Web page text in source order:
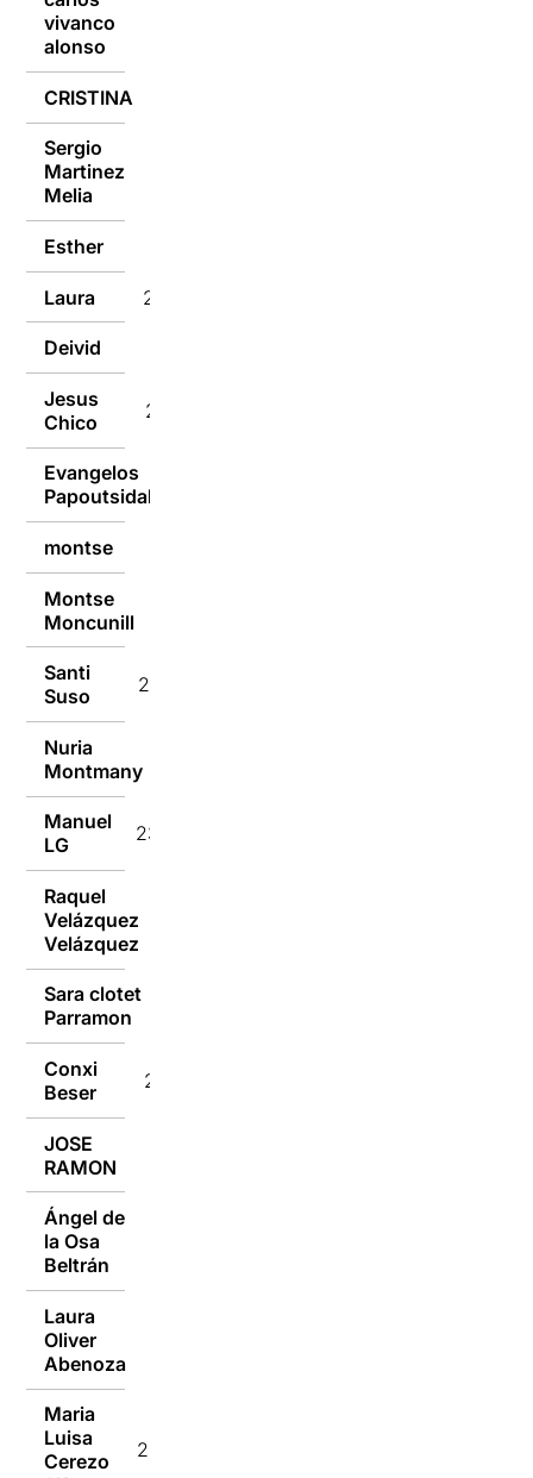
vivanco
alonso
CRISTINA
Sergio
Martinez
Melia
Esther
Laura 23/01/2017
Deivid
Jesus
Chico
23/01/2017
Evangelos
Papoutsidakis
montse
Montse
Moncunill
Santi
Suso
23/01/2017
Nuria
Montmany
Manuel
LG
23/01/2017
Raquel
Velázquez
Velázquez
Sara clotet
Parramon
Conxi
Beser
23/01/2017
JOSE
RAMON
Ángel de
la Osa
Beltrán
Laura
Oliver
Abenoza
Maria
Luisa
Cerezo
23/01/2017